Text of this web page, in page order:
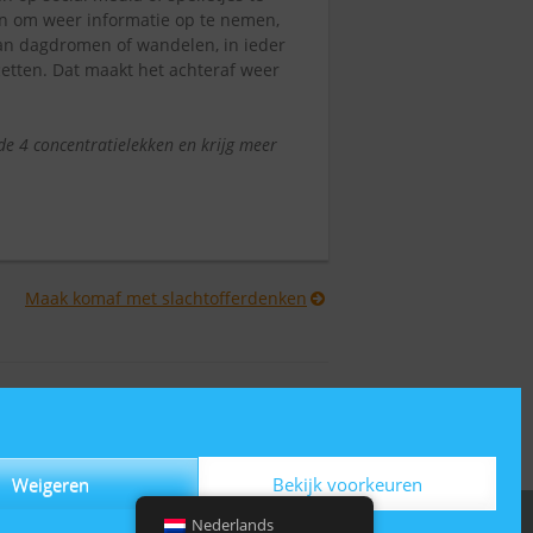
Weigeren Bekijk voorkeuren
om weer informatie op te nemen,
dagdromen of wandelen, in ieder
Dat maakt het achteraf weer
4 concentratielekken en krijg meer
Maak komaf met slachtofferdenken
Powered by
Nederlands